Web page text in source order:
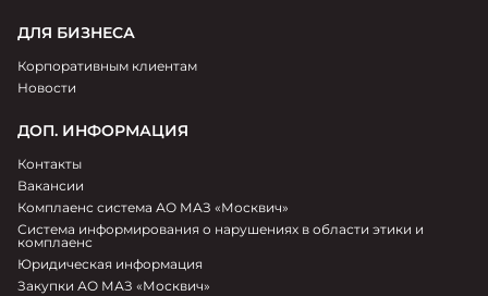
ДЛЯ БИЗНЕСА
Корпоративным клиентам
Новости
ДОП. ИНФОРМАЦИЯ
Контакты
Вакансии
Комплаенс система АО МАЗ «Москвич»
Система информирования о нарушениях в области этики и
комплаенс
Юридическая информация
Закупки АО МАЗ «Москвич»